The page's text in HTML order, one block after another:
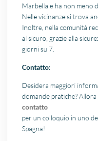
Marbella e ha non meno
Nelle vicinanze si trova
Inoltre, nella comunità
al sicuro, grazie alla
giorni su 7.
Contatto:
Desidera maggiori
domande pratiche?
contatto
per un colloquio in uno
Spagna!